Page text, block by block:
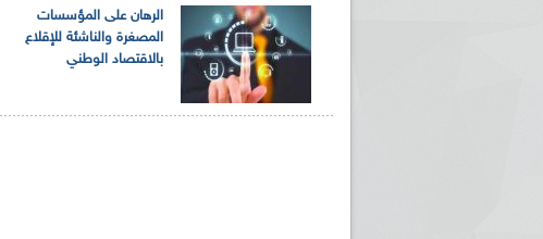
الرهان على المؤسسات
المصغرة والناشئة للإقلاع
بالاقتصاد الوطني